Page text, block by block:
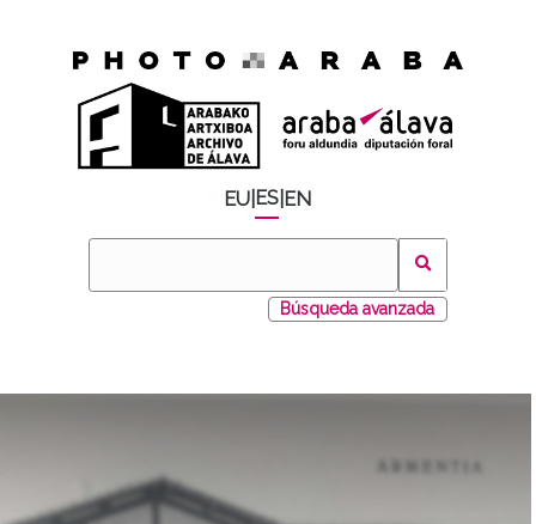
EU ES EN
Búsqueda avanzada